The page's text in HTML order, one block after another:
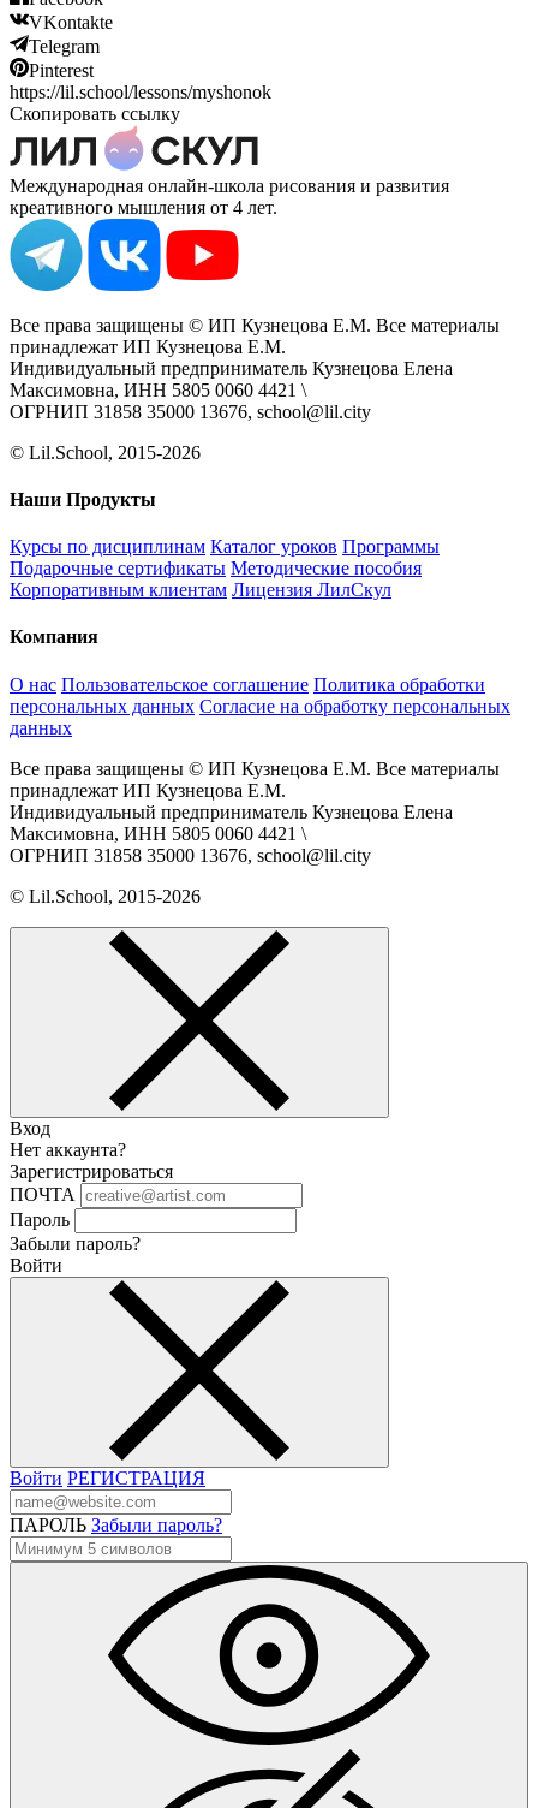
VKontakte
Telegram
Pinterest
https://lil.school/lessons/myshonok
Скопировать ссылку
Международная онлайн-школа рисования и развития
креативного мышления от 4 лет.
Все права защищены © ИП Кузнецова Е.М. Все материалы
принадлежат ИП Кузнецова Е.М.
Индивидуальный предприниматель Кузнецова Елена
Максимовна, ИНН 5805 0060 4421 \
ОГРНИП 31858 35000 13676, school@lil.city
© Lil.School, 2015‐2026
Наши Продукты
Курсы по дисциплинам Каталог уроков Программы
Подарочные сертификаты Методические пособия
Корпоративным клиентам Лицензия ЛилСкул
Компания
О нас Пользовательское соглашение Политика обработки
персональных данных Согласие на обработку персональных
данных
Все права защищены © ИП Кузнецова Е.М. Все материалы
принадлежат ИП Кузнецова Е.М.
Индивидуальный предприниматель Кузнецова Елена
Максимовна, ИНН 5805 0060 4421 \
ОГРНИП 31858 35000 13676, school@lil.city
© Lil.School, 2015‐2026
Вход
Нет аккаунта?
Зарегистрироваться
ПОЧТА
Пароль
Забыли пароль?
Войти
Войти РЕГИСТРАЦИЯ
ПАРОЛЬ Забыли пароль?